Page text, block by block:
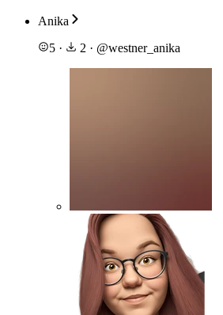
Anika
5 · 2 · @westner_anika